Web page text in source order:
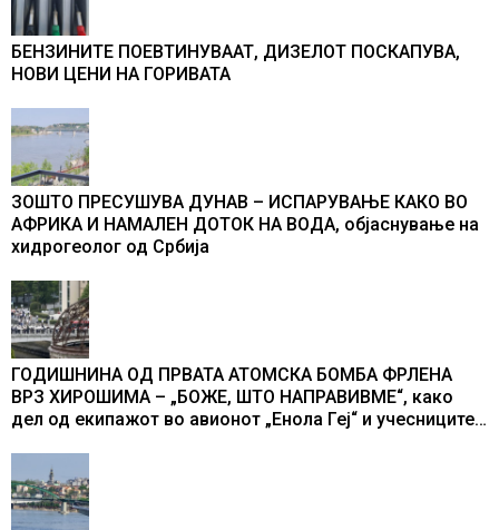
БЕНЗИНИТЕ ПОЕВТИНУВААТ, ДИЗЕЛОТ ПОСКАПУВА,
НОВИ ЦЕНИ НА ГОРИВАТА
ЗОШТО ПРЕСУШУВА ДУНАВ – ИСПАРУВАЊЕ КАКО ВО
АФРИКА И НАМАЛЕН ДОТОК НА ВОДА, објаснување на
хидрогеолог од Србија
ГОДИШНИНА ОД ПРВАТА АТОМСКА БОМБА ФРЛЕНА
ВРЗ ХИРОШИМА – „БОЖЕ, ШТО НАПРАВИВМЕ“, како
дел од екипажот во авионот „Енола Геј“ и учесниците
промени текот на историјата